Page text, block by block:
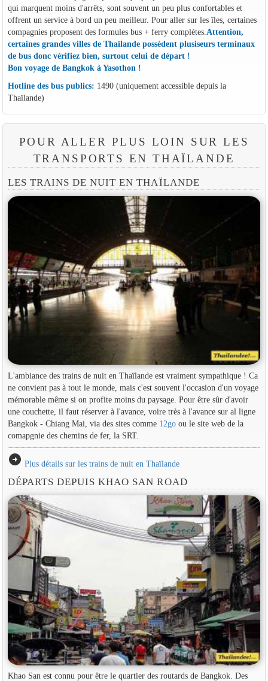
qui marquent moins d'arrêts, sont souvent un peu plus confortables et
offrent un service à bord un peu meilleur. Pour aller sur les îles, certaines
compagnies proposent des formules bus + ferry complètes. Attention,
certaines grandes villes de Thaïlande possèdent plusiseurs terminaux
de bus donc vérifiez bien, surtout celui de départ !
Bon voyage de Bangkok à Yasothon !
Hotline des bus publics: 1490 (uniquement accessible depuis la
Thaïlande)
POUR ALLER PLUS LOIN SUR LES
TRANSPORTS EN THAÏLANDE
LES TRAINS DE NUIT EN THAÏLANDE
L'ambiance des trains de nuit en Thaïlande est vraiment sympathique ! Ca
ne convient pas à tout le monde, mais c'est souvent l'occasion d'un voyage
mémorable même si on profite moins du paysage. Pour être sûr d'avoir
une couchette, il faut réserver à l'avance, voire très à l'avance sur al ligne
Bangkok - Chiang Mai, via des sites comme 12goou le site web de la
comapgnie des chemins de fer, la SRT.
arrow_circle_right Plus détails sur les trains de nuit en Thaïlande
DÉPARTS DEPUIS KHAO SAN ROAD
Khao San est connu pour être le quartier des routards de Bangkok. Des